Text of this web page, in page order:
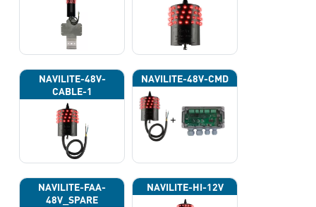
NAVILITE-48V-
CABLE-1
NAVILITE-48V-CMD
NAVILITE-FAA-
48V_SPARE
NAVILITE-HI-12V